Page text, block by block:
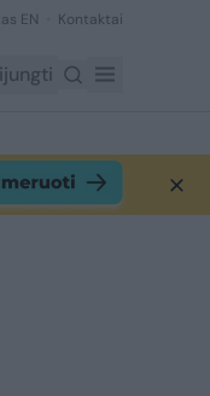
EN Kontaktai